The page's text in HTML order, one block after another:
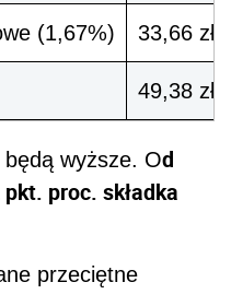
(1,67%) 33,66 zł
49,38 zł
będą wyższe. Od
proc. składka
przeciętne